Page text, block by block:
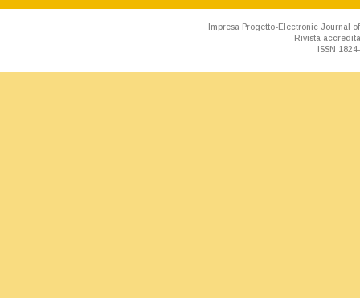
Impresa Progetto-Electronic Journal
Rivista
ISSN